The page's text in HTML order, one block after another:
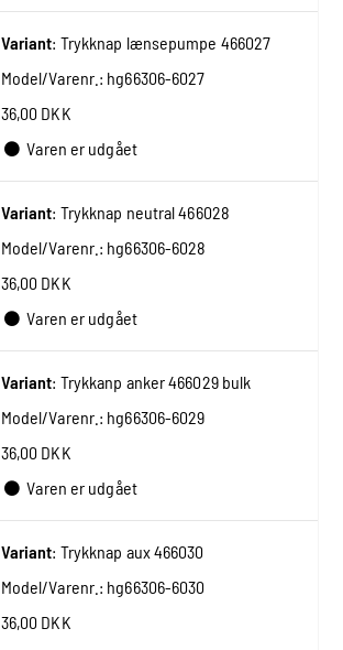
Variant: Trykknap lænsepumpe 466027
Model/Varenr.: hg66306-6027
36,00 DKK
Varen er udgået
Variant: Trykknap neutral 466028
Model/Varenr.: hg66306-6028
36,00 DKK
Varen er udgået
Variant: Trykkanp anker 466029 bulk
Model/Varenr.: hg66306-6029
36,00 DKK
Varen er udgået
Variant: Trykknap aux 466030
Model/Varenr.: hg66306-6030
36,00 DKK